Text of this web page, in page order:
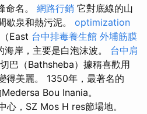
命名。 網路行銷 它對底線的山
歇泉和熱污泥。 optimization
East 台中排毒養生館 外埔筋膜
岸，主要是白泡沫波。 台中肩
巴（Bathsheba）據稱喜歡用
得美麗。 1350年，最著名的
Bou Inania。
，SZ Mos H res節場地。